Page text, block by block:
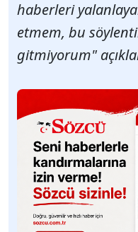
haberleri
etmem, bu
gitmiyorum"